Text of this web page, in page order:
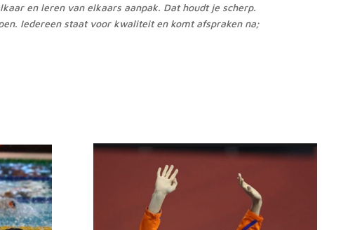
en leren van elkaars aanpak. Dat houdt je scherp.
Iedereen staat voor kwaliteit en komt afspraken na;